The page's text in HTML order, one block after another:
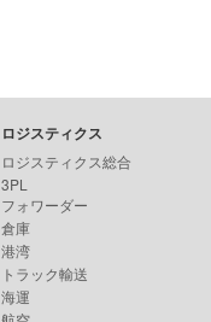
ロジスティクス
ロジスティクス総合
3PL
フォワーダー
倉庫
港湾
トラック輸送
海運